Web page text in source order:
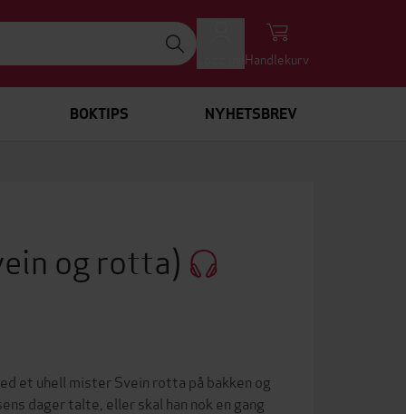
Handlekurv
BOKTIPS NYHETSBREV
og rotta)
et uhell mister Svein rotta på bakken og
dager talte, eller skal han nok en gang